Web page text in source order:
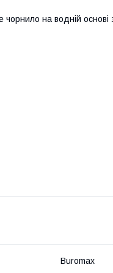
на водній
Buromax